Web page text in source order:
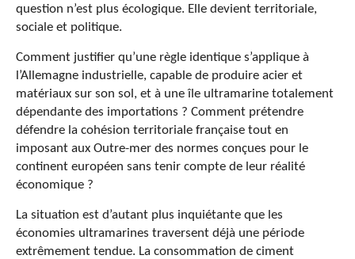
question n’est plus écologique. Elle devient territoriale,
sociale et politique.
Comment justifier qu’une règle identique s’applique à
l’Allemagne industrielle, capable de produire acier et
matériaux sur son sol, et à une île ultramarine totalement
dépendante des importations ? Comment prétendre
défendre la cohésion territoriale française tout en
imposant aux Outre-mer des normes conçues pour le
continent européen sans tenir compte de leur réalité
économique ?
La situation est d’autant plus inquiétante que les
économies ultramarines traversent déjà une période
extrêmement tendue. La consommation de ciment